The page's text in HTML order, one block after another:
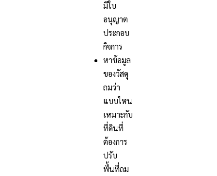
มีใบ
อนุญาต
ประกอบ
กิจการ
หาข้อมูล
ของวัสดุ
ถมว่า
แบบไหน
เหมาะกับ
ที่ดินที่
ต้องการ
ปรับ
พื้นที่ถม